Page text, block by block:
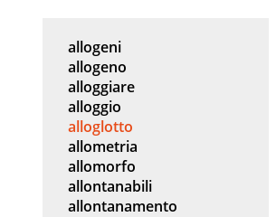
allogeni
allogeno
alloggiare
alloggio
alloglotto
allometria
allomorfo
allontanabili
allontanamento